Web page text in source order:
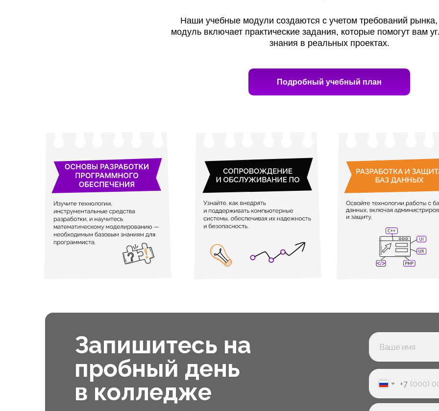
Подробный учебный план
Наши учебные модули создаются с учетом требований
модуль включает практические задания, которые помогут вам
знания в реальных проектах.
Запишитесь на
пробный день
в колледже
+7